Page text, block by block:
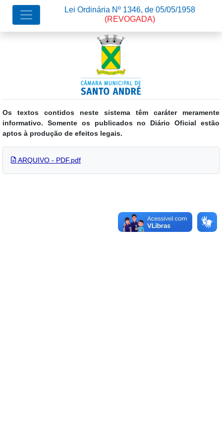
Os textos contidos neste sistema têm caráter meramente
informativo. Somente os publicados no Diário Oficial estão
aptos à produção de efeitos legais.
Lei Ordinária Nº 1346, de 05/05/1958
(REVOGADA)
ARQUIVO - PDF.pdf